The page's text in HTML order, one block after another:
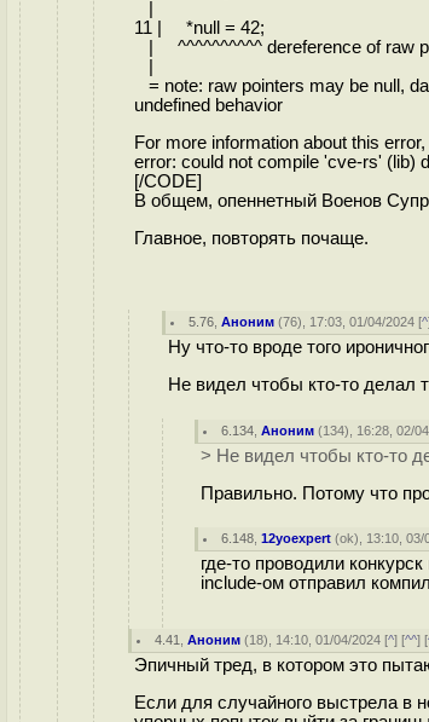
11 | *null = 42;
| ^^^^^^^^^^ dereference of raw
= note: raw pointers may be null,
undefined behavior
For more information about this
error: could not compile 'cve-rs' (lib)
[/CODE]
В общем, опеннетный Военов
Главное, повторять почаще.
5.76 ,Аноним (76), 17:03, 01/04/2024 [^
Ну что-то вроде того
Не видел чтобы кто-то делал
6.134 ,Аноним (134), 16:28, 02/
> Не видел чтобы кто-то
Правильно. Потому что
6.148 ,12yoexpert (ok), 13:10, 03/
где-то проводили
include-ом отправил
4.41 ,Аноним (18), 14:10, 01/04/2024 [^] [^^] [
Эпичный тред, в котором это
Если для случайного выстрела в